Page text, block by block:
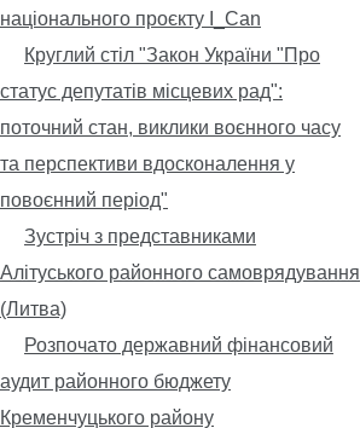
національного проєкту I_Can
Круглий стіл "Закон України "Про
статус депутатів місцевих рад":
поточний стан, виклики воєнного часу
та перспективи вдосконалення у
повоєнний період"
Зустріч з представниками
Алітуського районного самоврядування
(Литва)
Розпочато державний фінансовий
аудит районного бюджету
Кременчуцького району